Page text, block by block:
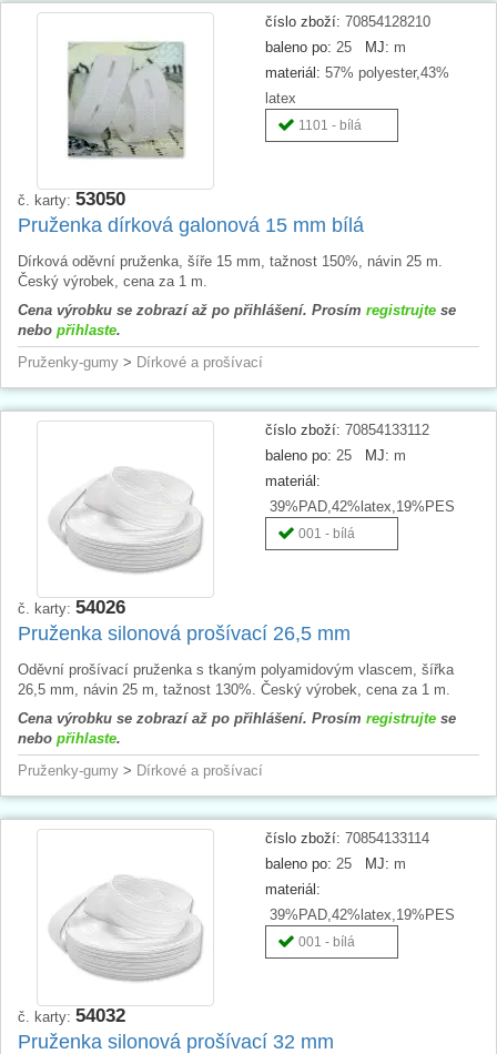
číslo zboží: 70854128210
baleno po: 25 MJ: m
materiál: 57% polyester,43%
latex
1101 - bílá
č. karty: 53050
Pruženka dírková galonová 15 mm bílá
Dírková oděvní pruženka, šíře 15 mm, tažnost 150%, návin 25 m.
Český výrobek, cena za 1 m.
Cena výrobku se zobrazí až po přihlášení. Prosím registrujte se
nebo přihlaste.
Pruženky-gumy > Dírkové a prošívací
číslo zboží: 70854133112
baleno po: 25 MJ: m
materiál:
39%PAD,42%latex,19%PES
001 - bílá
č. karty: 54026
Pruženka silonová prošívací 26,5 mm
Oděvní prošívací pruženka s tkaným polyamidovým vlascem, šířka
26,5 mm, návin 25 m, tažnost 130%. Český výrobek, cena za 1 m.
Cena výrobku se zobrazí až po přihlášení. Prosím registrujte se
nebo přihlaste.
Pruženky-gumy > Dírkové a prošívací
číslo zboží: 70854133114
baleno po: 25 MJ: m
materiál:
39%PAD,42%latex,19%PES
001 - bílá
č. karty: 54032
Pruženka silonová prošívací 32 mm